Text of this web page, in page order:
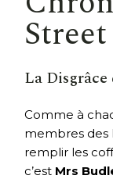
Street
La
Comme à
membres des
remplir les
c’est Mrs